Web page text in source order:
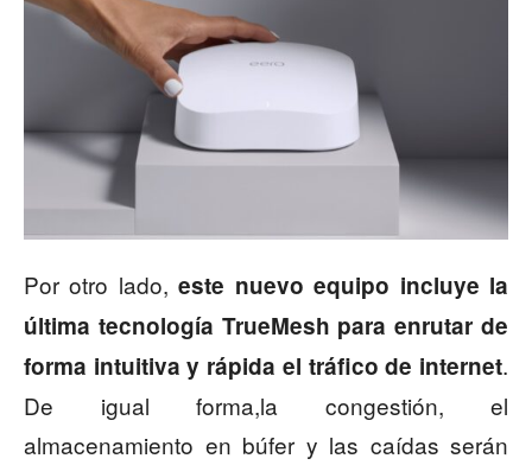
Por otro lado,este nuevo equipo incluye la
última tecnología TrueMesh para enrutar de
forma intuitiva y rápida el tráfico de internet.
De igual forma,la congestión, el
almacenamiento en búfer y las caídas serán